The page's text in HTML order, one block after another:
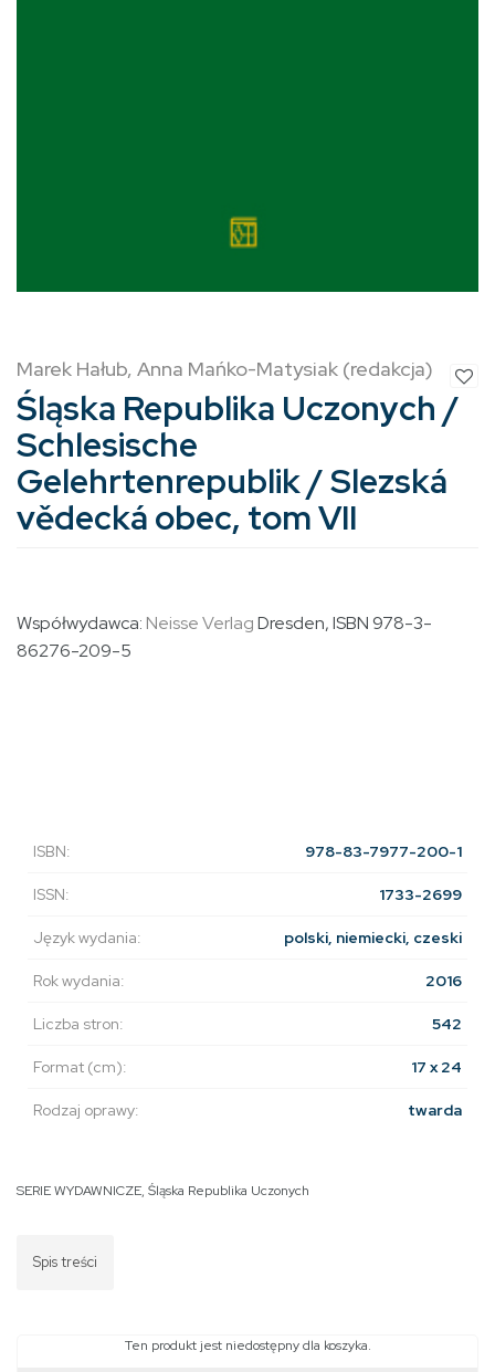
Marek Hałub, Anna Mańko-Matysiak (redakcja)
Śląska Republika Uczonych /
Schlesische
Gelehrtenrepublik / Slezská
vědecká obec, tom VII
Współwydawca: Neisse VerlagDresden, ISBN 978-3-
86276-209-5
ISBN: 978-83-7977-200-1
ISSN: 1733-2699
Język wydania: polski, niemiecki, czeski
Rok wydania: 2016
Liczba stron: 542
Format (cm): 17 x 24
Rodzaj oprawy: twarda
SERIE WYDAWNICZE, Śląska Republika Uczonych
Spis treści
Ten produkt jest niedostępny dla koszyka.